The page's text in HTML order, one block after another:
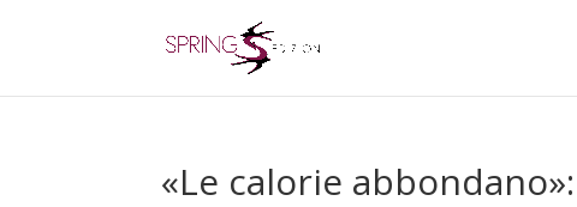
«Le calorie